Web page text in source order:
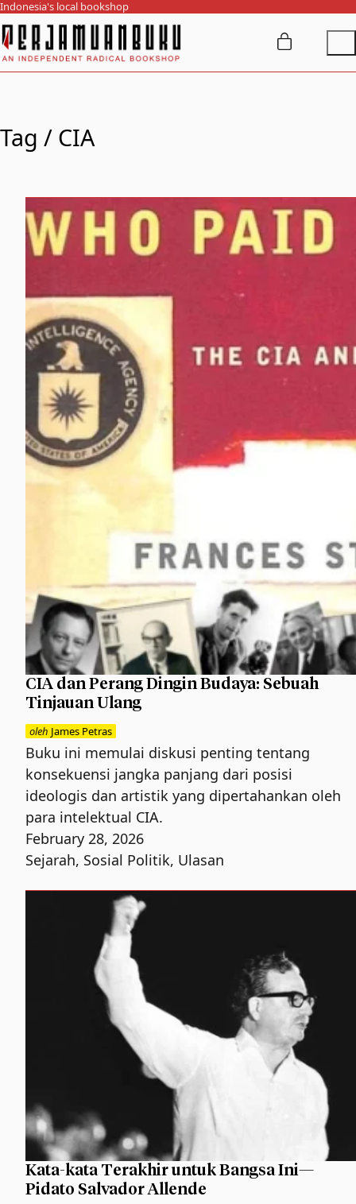
Indonesia's local bookshop
Tag / CIA
CIA dan Perang Dingin Budaya: Sebuah
Tinjauan Ulang
oleh James Petras
Buku ini memulai diskusi penting tentang
konsekuensi jangka panjang dari posisi
ideologis dan artistik yang dipertahankan oleh
para intelektual CIA.
February 28, 2026
Sejarah, Sosial Politik, Ulasan
Kata-kata Terakhir untuk Bangsa Ini—
Pidato Salvador Allende